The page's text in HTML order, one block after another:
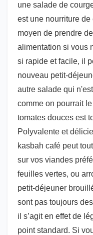
une salade de
est une nourriture
moyen de prendre
alimentation si vous
si rapide et facile, il
nouveau petit-
autre salade qui
comme on pourrait
tomates douces est
Polyvalente et
kasbah café peut
sur vos viandes
feuilles vertes, ou
petit-déjeuner
sont pas toujours
il s’agit en effet de
point standard. Si